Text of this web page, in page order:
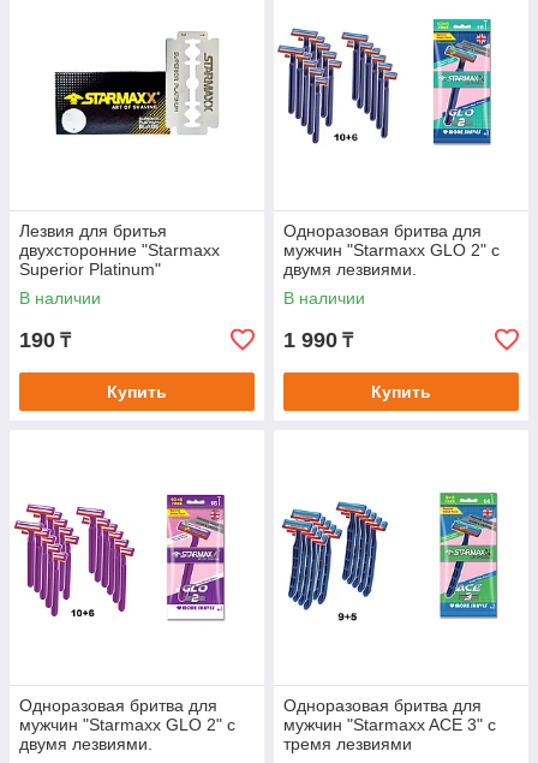
Лезвия для бритья
двухсторонние "Starmaxx
Superior Platinum"
В наличии
190 ₸
Купить
Одноразовая бритва для
мужчин "Starmaxx GLO 2" с
двумя лезвиями.
В наличии
1 990 ₸
Купить
Одноразовая бритва для
мужчин "Starmaxx GLO 2" с
двумя лезвиями.
Одноразовая бритва для
мужчин "Starmaxx ACE 3" с
тремя лезвиями